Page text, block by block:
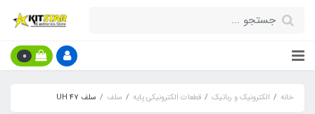
0
خانه الکترونیک و رباتیک قطعات الکترونیکی پایه سلف سلف 47 UH